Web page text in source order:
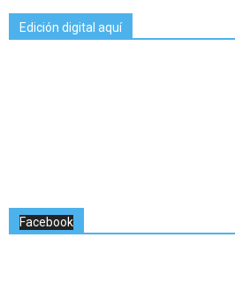
Edición digital aquí
Facebook